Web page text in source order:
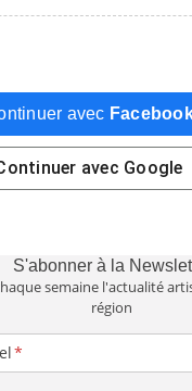
avec
avec Google
S'abonner à la
semaine l'actualité
région